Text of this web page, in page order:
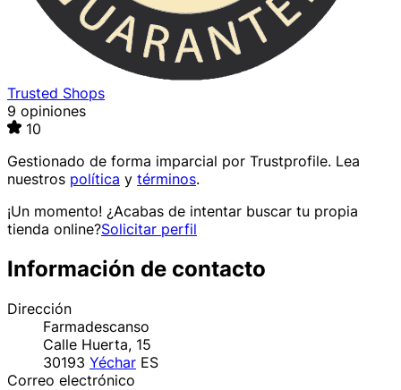
Trusted Shops
9 opiniones
10
Gestionado de forma imparcial por Trustprofile. Lea
nuestros política y términos.
¡Un momento! ¿Acabas de intentar buscar tu propia
tienda online?Solicitar perfil
Información de contacto
Dirección
Farmadescanso
Calle Huerta, 15
30193 Yéchar ES
Correo electrónico